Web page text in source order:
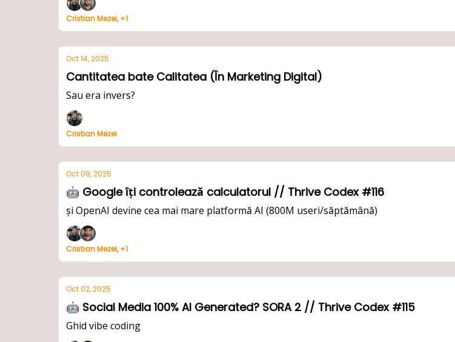
Cristian Mezei, +1
Oct 14, 2025
Cantitatea bate Calitatea (În Marketing Digital)
Sau era invers?
Cristian Mezei
Oct 09, 2025
🤖 Google îți controlează calculatorul // Thrive Codex #116
și OpenAI devine cea mai mare platformă AI (800M useri/săptămână)
Cristian Mezei, +1
Oct 02, 2025
🤖 Social Media 100% AI Generated? SORA 2 // Thrive Codex #115
Ghid vibe coding